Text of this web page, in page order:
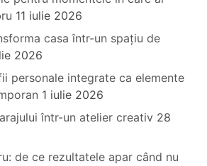
11 iulie 2026
casa într-un spațiu de
2026
personale integrate ca elemente
1 iulie 2026
într-un atelier creativ 28
de ce rezultatele apar când nu